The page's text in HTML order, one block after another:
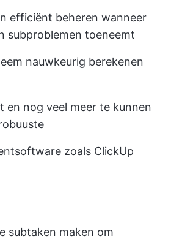
efficiënt beheren wanneer
subproblemen toeneemt
nauwkeurig berekenen
en nog veel meer te kunnen
zoals ClickUp
subtaken maken om